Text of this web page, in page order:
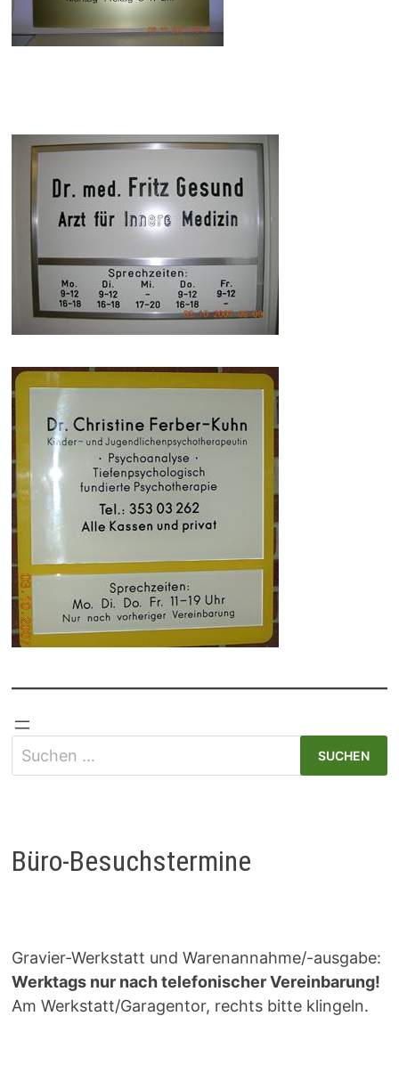
Suchen
nach:
Büro-Besuchstermine
Gravier-Werkstatt und Warenannahme/-ausgabe:
Werktags nur nach telefonischer Vereinbarung!
Am Werkstatt/Garagentor, rechts bitte klingeln.